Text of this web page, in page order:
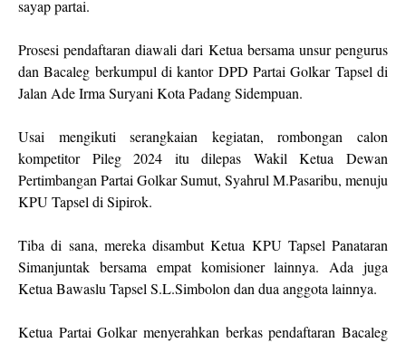
sayap partai.
Prosesi pendaftaran diawali dari Ketua bersama unsur pengurus
dan Bacaleg berkumpul di kantor DPD Partai Golkar Tapsel di
Jalan Ade Irma Suryani Kota Padang Sidempuan.
Usai mengikuti serangkaian kegiatan, rombongan calon
kompetitor Pileg 2024 itu dilepas Wakil Ketua Dewan
Pertimbangan Partai Golkar Sumut, Syahrul M.Pasaribu, menuju
KPU Tapsel di Sipirok.
Tiba di sana, mereka disambut Ketua KPU Tapsel Panataran
Simanjuntak bersama empat komisioner lainnya. Ada juga
Ketua Bawaslu Tapsel S.L.Simbolon dan dua anggota lainnya.
Ketua Partai Golkar menyerahkan berkas pendaftaran Bacaleg